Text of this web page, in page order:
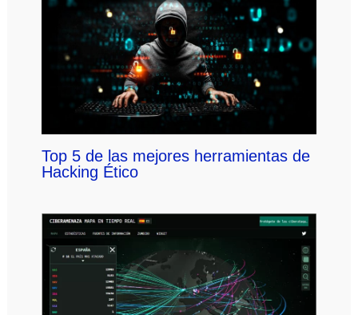
Top 5 de las mejores herramientas de
Hacking Ético